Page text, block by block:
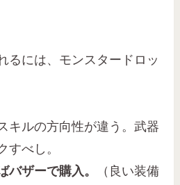
るには、モンスタードロッ
キルの方向性が違う。武器
すべし。
バザーで購入。
（良い装備